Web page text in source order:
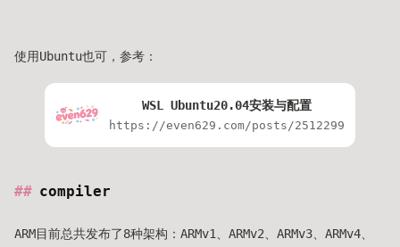
使用Ubuntu也可，参考：
WSL Ubuntu20.04安装与配置
https://even629.com/posts/2512299
compiler
ARM目前总共发布了8种架构：ARMv1、ARMv2、ARMv3、ARMv4、